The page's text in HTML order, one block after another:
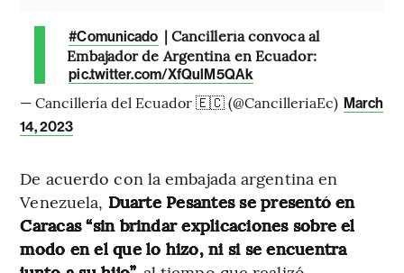
#Comunicado | Cancillería convoca al
Embajador de Argentina en Ecuador:
pic.twitter.com/XfQulM5QAk
— Cancillería del Ecuador 🇪🇨 (@CancilleriaEc) March
14, 2023
De acuerdo con la embajada argentina en
Venezuela, Duarte Pesantes se presentó en
Caracas “sin brindar explicaciones sobre el
modo en el que lo hizo, ni si se encuentra